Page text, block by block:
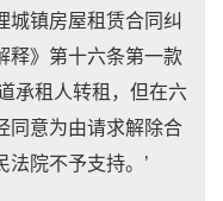
镇房屋租赁合同纠
释》第十六条第一款
承租人转租，但在六
同意为由请求解除合
法院不予支持。’